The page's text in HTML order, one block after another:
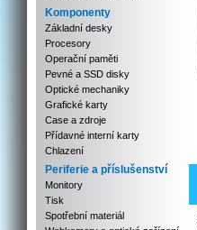
Komponenty
Základní desky
Procesory
Operační paměti
Pevné a SSD disky
Optické mechaniky
Grafické karty
Case a zdroje
Přídavné interní karty
Chlazení
Periferie a příslušenství
Monitory
Tisk
Spotřební materiál